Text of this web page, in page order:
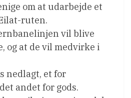
om at udarbejde et
ruten.
vil blive
og at de vil medvirke i
nedlagt, et for
andet for gods.